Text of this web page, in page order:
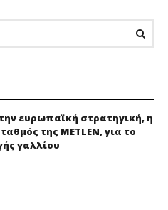
ευρωπαϊκή στρατηγική, η
της METLEN, για το
γαλλίου